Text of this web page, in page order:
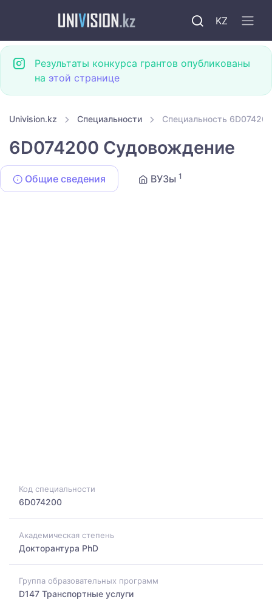
KZ
Результаты конкурса грантов опубликованы
на этой странице
Univision.kz Специальности Специальность
6D074200 Судовождение
Общие сведения ВУЗы 1
Код специальности
6D074200
Академическая степень
Докторантура PhD
Группа образовательных программ
D147 Транспортные услуги